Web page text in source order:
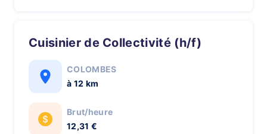
Cuisinier de Collectivité (h/f)
COLOMBES
à 12 km
Brut/heure
12,31 €